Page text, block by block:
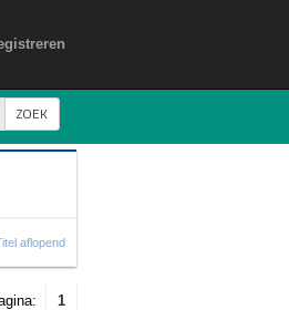
ZOEK
aflopend
1